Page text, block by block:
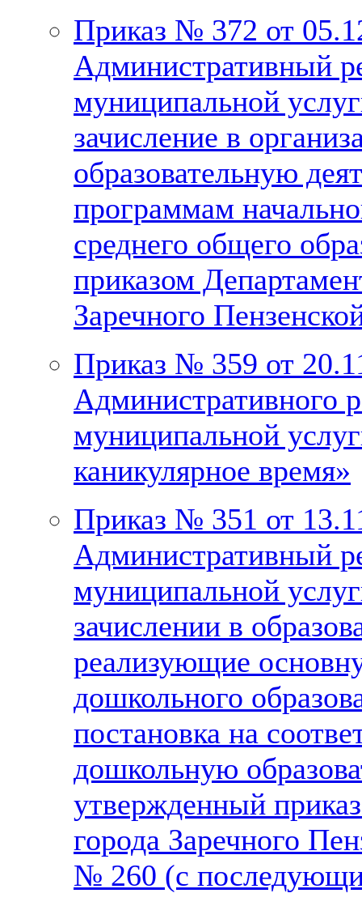
Приказ № 372 от
Административный
муниципальной
зачисление в
образовательную
программам
среднего общего
приказом
Заречного
Приказ № 359 от
Административного
муниципальной
каникулярное время»
Приказ № 351 от
Административный
муниципальной
зачислении в
реализующие
дошкольного
постановка на
дошкольную
утвержденный
города Заречного
№ 260 (с